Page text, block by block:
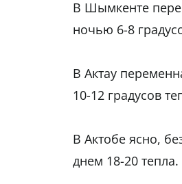
В Шымкенте
ночью 6-8
В Актау
10-12 градусов
В Актобе ясно,
днем 18-20 тепла.